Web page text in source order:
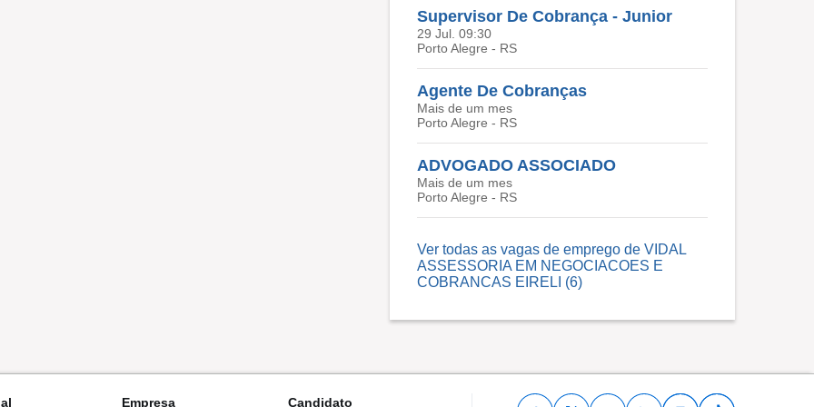
Supervisor De Cobrança - Junior
29 Jul. 09:30
Porto Alegre - RS
Agente De Cobranças
Mais de um mes
Porto Alegre - RS
ADVOGADO ASSOCIADO
Mais de um mes
Porto Alegre - RS
Ver todas as vagas de emprego de VIDAL
ASSESSORIA EM NEGOCIACOES E
COBRANCAS EIRELI (6)
Empresa Candidato